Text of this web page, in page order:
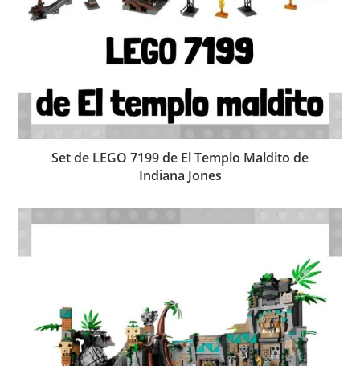
Set de LEGO 7199 de El Templo Maldito de
Indiana Jones